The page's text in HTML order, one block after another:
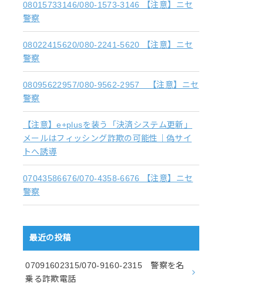
08015733146/080-1573-3146 【注意】ニセ
警察
08022415620/080-2241-5620 【注意】ニセ
警察
08095622957/080-9562-2957 【注意】ニセ
警察
【注意】e+plusを装う「決済システム更新」
メールはフィッシング詐欺の可能性｜偽サイ
トへ誘導
07043586676/070-4358-6676 【注意】ニセ
警察
最近の投稿
07091602315/070-9160-2315 警察を名
乗る詐欺電話